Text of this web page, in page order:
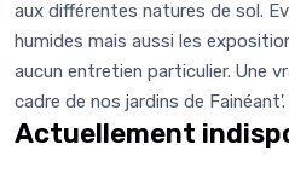
aux différentes natures de sol.
humides mais aussi les
aucun entretien particulier. Une
cadre de nos jardins de Fainéant'.
Actuellement